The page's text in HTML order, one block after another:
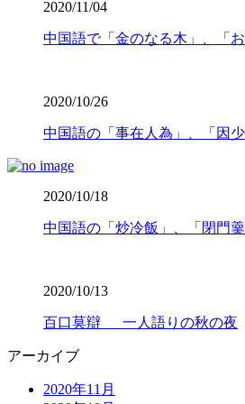
2020/11/04
中国語で「金のなる木」、「
2020/10/26
中国語の「事在人為」、「因
2020/10/18
中国語の「炒冷飯」、「閉門
2020/10/13
百口莫辯 一人語りの秋の夜
アーカイブ
2020年11月